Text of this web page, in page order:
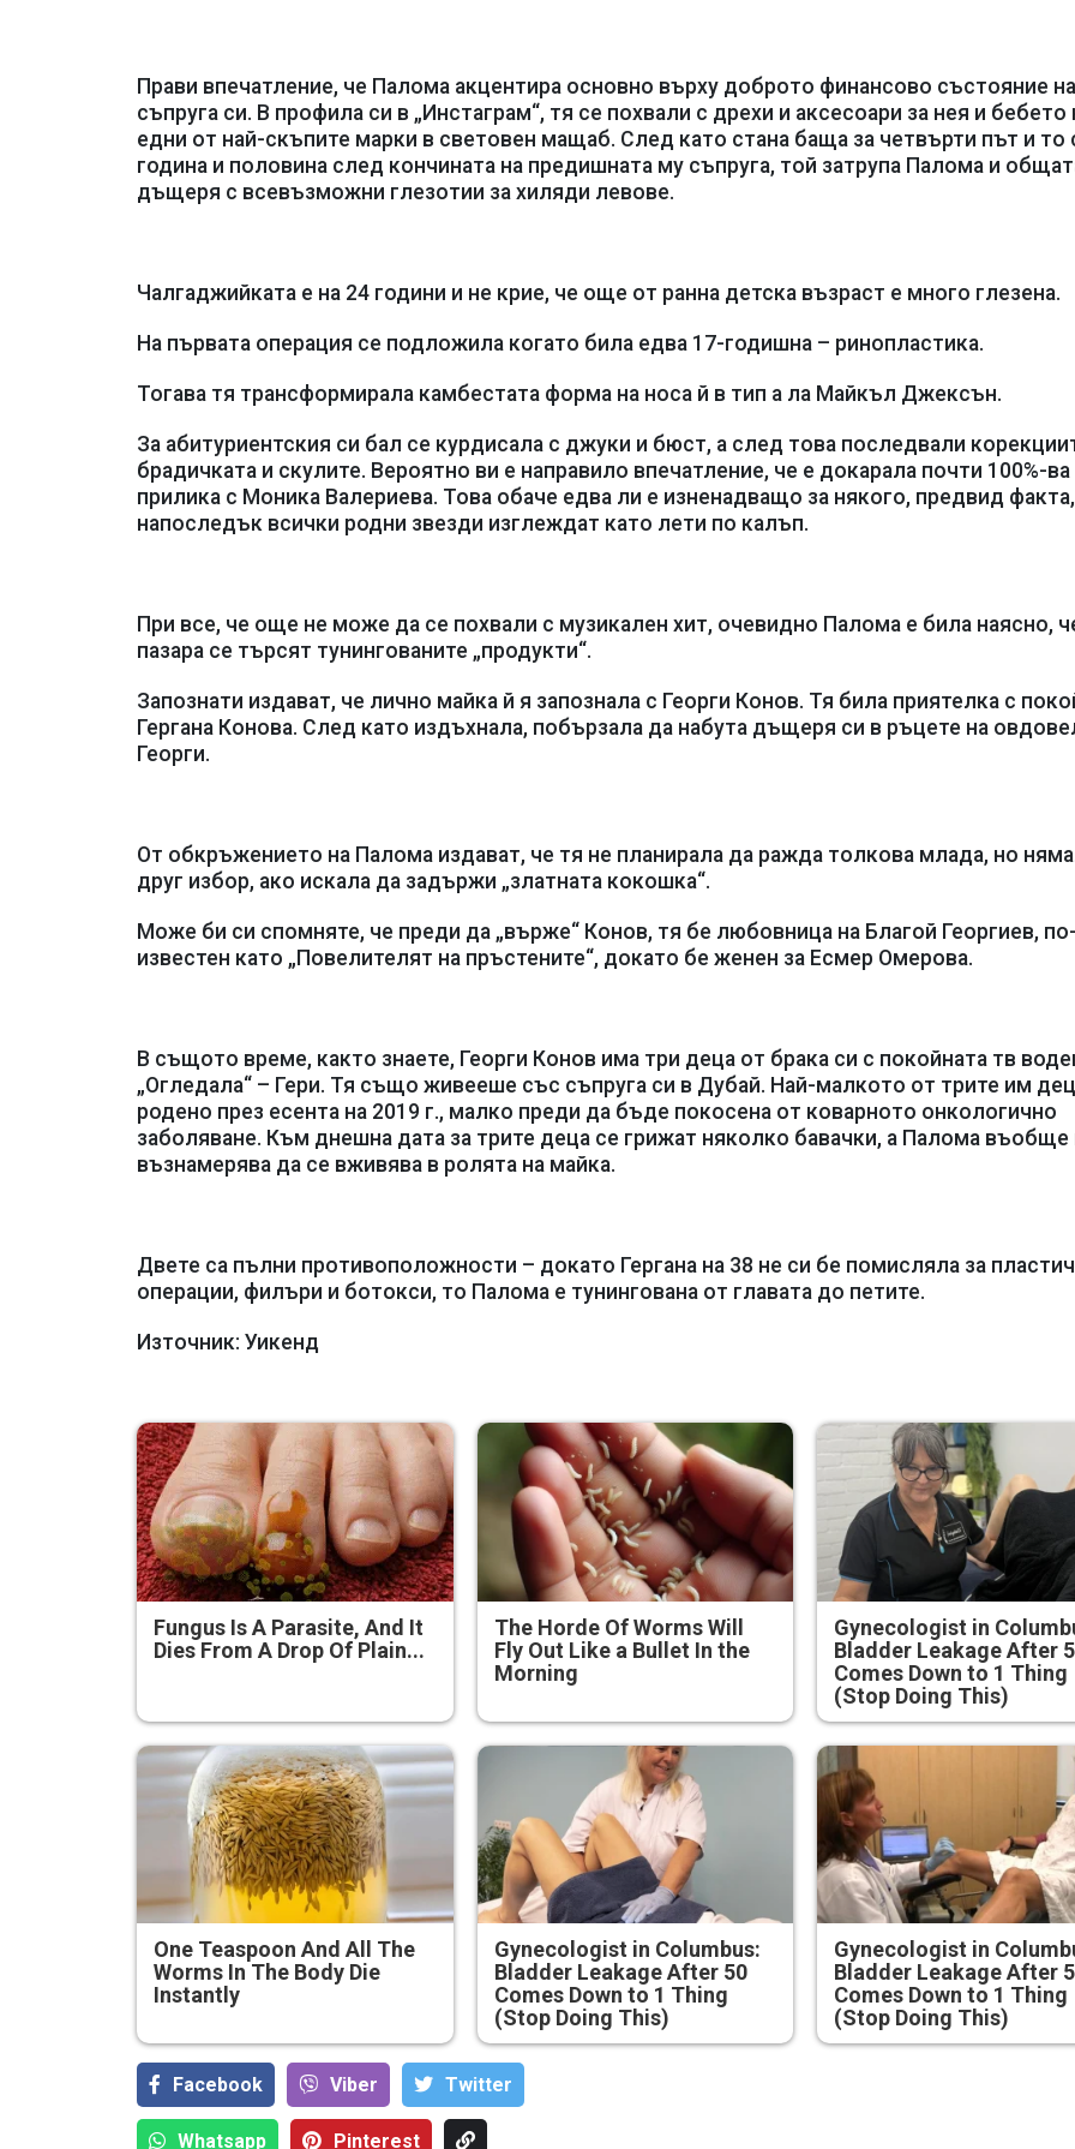
Прави впечатление, че Палома акцентира основно върху доброто финансово състояние на
съпруга си. В профила си в „Инстаграм“, тя се похвали с дрехи и аксесоари за нея и бебето
едни от най-скъпите марки в световен мащаб. След като стана баща за четвърти път и то
година и половина след кончината на предишната му съпруга, той затрупа Палома и
дъщеря с всевъзможни глезотии за хиляди левове.
Чалгаджийката е на 24 години и не крие, че още от ранна детска възраст е много глезена.
На първата операция се подложила когато била едва 17-годишна – ринопластика.
Тогава тя трансформирала камбестата форма на носа й в тип а ла Майкъл Джексън.
За абитуриентския си бал се курдисала с джуки и бюст, а след това последвали
брадичката и скулите. Вероятно ви е направило впечатление, че е докарала почти 100%-ва
прилика с Моника Валериева. Това обаче едва ли е изненадващо за някого, предвид
напоследък всички родни звезди изглеждат като лети по калъп.
При все, че още не може да се похвали с музикален хит, очевидно Палома е била наясно,
пазара се търсят тунингованите „продукти“.
Запознати издават, че лично майка й я запознала с Георги Конов. Тя била приятелка с
Гергана Конова. След като издъхнала, побързала да набута дъщеря си в ръцете на
Георги.
От обкръжението на Палома издават, че тя не планирала да ражда толкова млада, но
друг избор, ако искала да задържи „златната кокошка“.
Може би си спомняте, че преди да „върже“ Конов, тя бе любовница на Благой Георгиев, по-
известен като „Повелителят на пръстените“, докато бе женен за Есмер Омерова.
В същото време, както знаете, Георги Конов има три деца от брака си с покойната тв
„Огледала“ – Гери. Тя също живееше със съпруга си в Дубай. Най-малкото от трите им
родено през есента на 2019 г., малко преди да бъде покосена от коварното онкологично
заболяване. Към днешна дата за трите деца се грижат няколко бавачки, а Палома въобще
възнамерява да се вживява в ролята на майка.
Двете са пълни противоположности – докато Гергана на 38 не си бе помисляла за
операции, филъри и ботокси, то Палома е тунингована от главата до петите.
Източник: Уикенд
Fungus Is A Parasite, And It
Dies From A Drop Of Plain...
The Horde Of Worms Will
Fly Out Like a Bullet In the
Morning
Gynecologist in
Bladder Leakage After
Comes Down to 1 Thing
(Stop Doing This)
One Teaspoon And All The
Worms In The Body Die
Instantly
Gynecologist in Columbus:
Bladder Leakage After 50
Comes Down to 1 Thing
(Stop Doing This)
Gynecologist in
Bladder Leakage After
Comes Down to 1 Thing
(Stop Doing This)
Facebook Viber Тwitter
Whatsapp Pinterest